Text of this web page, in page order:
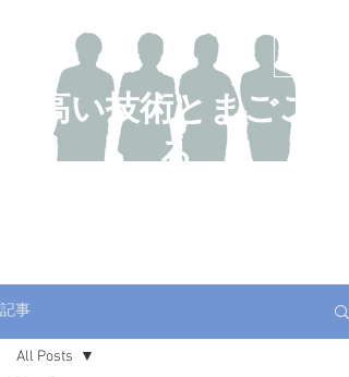
​高い技術とまごこ
ろ
記事
All Posts